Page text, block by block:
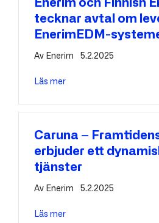
Enerim och Finnish
tecknar avtal om
EnerimEDM-
Av Enerim 5.2.2025
Läs mer
Caruna –
erbjuder ett
tjänster
Av Enerim 5.2.2025
Läs mer